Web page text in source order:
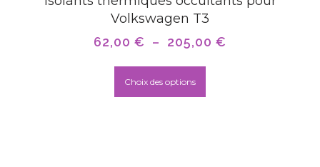
Volkswagen T3
62,00 € – 205,00 €
Choix des options